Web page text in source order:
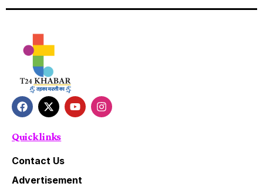
Quick links
Contact Us
Advertisement